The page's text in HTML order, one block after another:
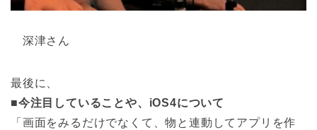
深津さん
最後に、
■今注目していることや、iOS4について
「画面をみるだけでなくて、物と連動してアプリを作